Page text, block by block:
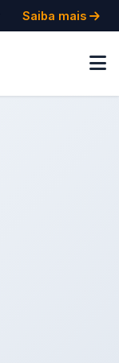
Saiba mais